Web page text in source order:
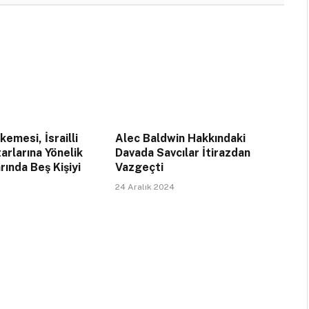
İsrailli
Yönelik
Beş Kişiyi
Alec Baldwin Hakkındaki
Davada Savcılar İtirazdan
Vazgeçti
24 Aralık 2024